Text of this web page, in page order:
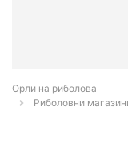
Орли на риболова
Риболовни